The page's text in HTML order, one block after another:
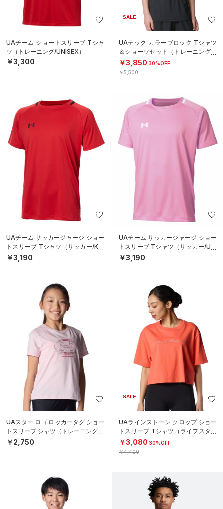
UAチーム ショートスリーブ Tシャ
ツ（トレーニング/UNISEX）
￥3,300
SALE
UAテック カラーブロック Tシャツ
＆ショーツセット（トレーニング/B
OYS）
￥3,850 30%OFF
￥5,500
UAチーム サッカージャージ ショー
トスリーブ Tシャツ（サッカー/KID
S）
￥3,190
UAチーム サッカージャージ ショー
トスリーブ Tシャツ（サッカー/UNI
SEX）
￥3,190
UAスター ロゴ ロッカータグ ショー
トスリーブ シャツ（トレーニング/G
IRLS）
￥2,750
SALE
UAラインストーン クロップ ショー
トスリーブ Tシャツ（ライフスタイ
ル/WOMEN）
￥3,080 30%OFF
￥4,400